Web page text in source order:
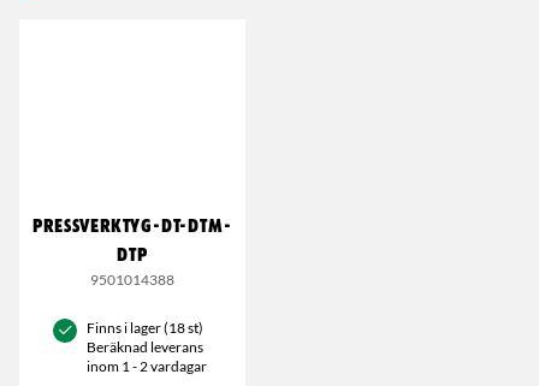
PRESSVERKTYG-DT-DTM-
DTP
9501014388
Finns i lager (18 st)
Beräknad leverans
inom 1 - 2 vardagar